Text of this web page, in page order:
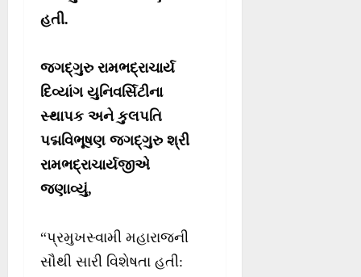
હતી.
જગદ્ગુરુ રામભદ્રાચાર્ય
દિવ્યાંગ યુનિવર્સિટીના
સ્થાપક અને કુલપતિ
પદ્મવિભૂષણ જગદ્ગુરુ શ્રી
રામભદ્રાચાર્યજીએ
જણાવ્યું,
“પ્રમુખસ્વામી મહારાજની
સૌથી સારી વિશેષતા હતી: